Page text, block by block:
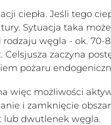
ciepła. Jeśli tego
Sytuacja taka
węgla - ok. 70-
zaczyna
pożaru
więc możliwości
i zamknięcie
lub dwutlenek węgla.